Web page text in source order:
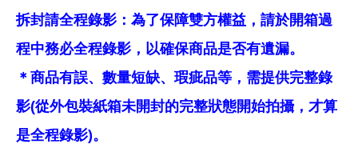
拆封請全程錄影：為了保障雙方權益，請於開箱過
程中務必全程錄影，以確保商品是否有遺漏。
＊商品有誤、數量短缺、瑕疵品等，需提供完整錄
影(從外包裝紙箱未開封的完整狀態開始拍攝，才算
是全程錄影)。